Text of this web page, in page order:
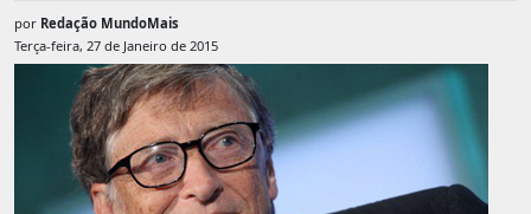
por Redação MundoMais
Terça-feira, 27 de Janeiro de 2015